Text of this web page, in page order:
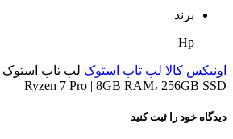
برند
Hp
اونیکس کالا لپ تاپ استوک
Ryzen 7 Pro | 8GB RAM، 256GB SSD
دیدگاه خود را ثبت کنید